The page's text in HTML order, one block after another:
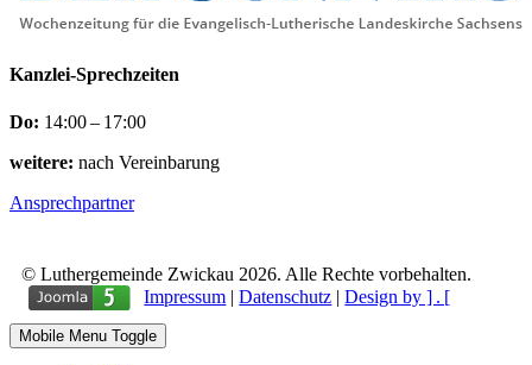
Kanzlei-Sprechzeiten
Do: 14:00 – 17:00
weitere: nach Vereinbarung
Ansprechpartner
© Luthergemeinde Zwickau 2026. Alle Rechte vorbehalten.
Impressum |Datenschutz |Design by ] . [
Mobile Menu Toggle